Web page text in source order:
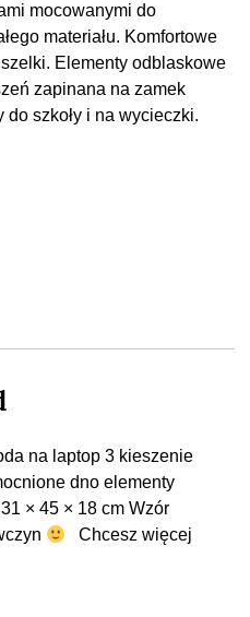
mocowanymi do
materiału. Komfortowe
Elementy odblaskowe
zapinana na zamek
do szkoły i na wycieczki.
na laptop 3 kieszenie
dno elementy
× 45 × 18 cm Wzór
Chcesz więcej